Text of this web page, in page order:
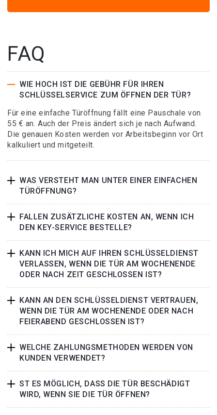
FAQ
WIE HOCH IST DIE GEBÜHR FÜR IHREN
SCHLÜSSELSERVICE ZUM ÖFFNEN DER TÜR?
Für eine einfache Türöffnung fällt eine Pauschale von
55 € an. Auch der Preis ändert sich je nach Aufwand.
Die genauen Kosten werden vor Arbeitsbeginn vor Ort
kalkuliert und mitgeteilt.
WAS VERSTEHT MAN UNTER EINER EINFACHEN
TÜRÖFFNUNG?
FALLEN ZUSÄTZLICHE KOSTEN AN, WENN ICH
DEN KEY-SERVICE BESTELLE?
KANN ICH MICH AUF IHREN SCHLÜSSELDIENST
VERLASSEN, WENN DIE TÜR AM WOCHENENDE
ODER NACH ZEIT GESCHLOSSEN IST?
KANN AN DEN SCHLÜSSELDIENST VERTRAUEN,
WENN DIE TÜR AM WOCHENENDE ODER NACH
FEIERABEND GESCHLOSSEN IST?
WELCHE ZAHLUNGSMETHODEN WERDEN VON
KUNDEN VERWENDET?
ST ES MÖGLICH, DASS DIE TÜR BESCHÄDIGT
WIRD, WENN SIE DIE TÜR ÖFFNEN?